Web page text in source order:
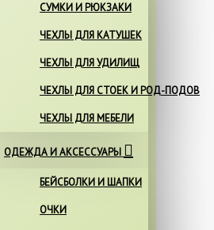
СУМКИ И РЮКЗАКИ
ЧЕХЛЫ ДЛЯ КАТУШЕК
ЧЕХЛЫ ДЛЯ УДИЛИЩ
ЧЕХЛЫ ДЛЯ СТОЕК И РОД-ПОДОВ
ЧЕХЛЫ ДЛЯ МЕБЕЛИ
ОДЕЖДА И АКСЕССУАРЫ
БЕЙСБОЛКИ И ШАПКИ
ОЧКИ